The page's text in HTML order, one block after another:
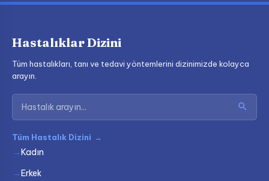
Hastalıklar Dizini
Tüm hastalıkları, tanı ve tedavi yöntemlerini dizinimizde kolayca
arayın.
Tüm Hastalık Dizini →
Kadın
Erkek